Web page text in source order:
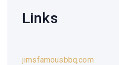
Links
jimsfamousbbq.com